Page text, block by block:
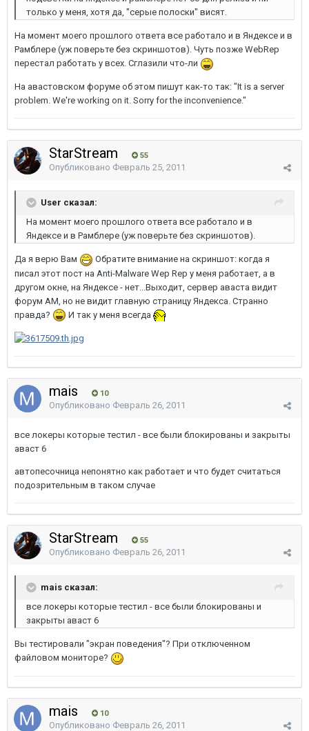
только у меня, хотя да, "серые полоски" висят.
На момент моего прошлого ответа все работало и в Яндексе и в
Рамблере (уж поверьте без скриншотов). Чуть позже WebRep
перестал работать у всех. Сглазили что-ли
На авастовском форуме об этом пишут как-то так: "It is a server
problem. We're working on it. Sorry for the inconvenience."
StarStream 55
Опубликовано Февраль 25, 2011
User сказал:
На момент моего прошлого ответа все работало и в
Яндексе и в Рамблере (уж поверьте без скриншотов).
Да я верю Вам
Обратите внимание на скриншот: когда я
писал этот пост на Anti-Malware Wep Rep у меня работает, а в
другом окне, на Яндексе - нет...Выходит, сервер аваста видит
форум AM, но не видит главную страницу Яндекса. Странно
правда?
И так у меня всегда
mais 10
Опубликовано Февраль 26, 2011
все локеры которые тестил - все были блокированы и закрыты
аваст 6
автопесочница непонятно как работает и что будет считаться
подозрительным в таком случае
StarStream 55
Опубликовано Февраль 26, 2011
mais сказал:
все локеры которые тестил - все были блокированы и
закрыты аваст 6
Вы тестировали "экран поведения"? При отключенном
файловом мониторе?
mais 10
Опубликовано Февраль 26, 2011